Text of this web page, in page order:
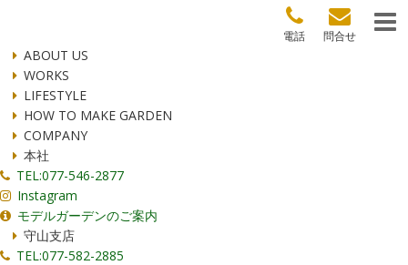
問合せ
電話
ABOUT US
WORKS
LIFESTYLE
HOW TO MAKE GARDEN
COMPANY
本社
TEL:077-546-2877
Instagram
モデルガーデンのご案内
守山支店
TEL:077-582-2885